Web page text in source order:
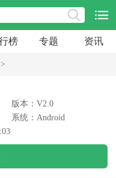
榜 专题 资讯
>
版本：V2.0
系统：Android